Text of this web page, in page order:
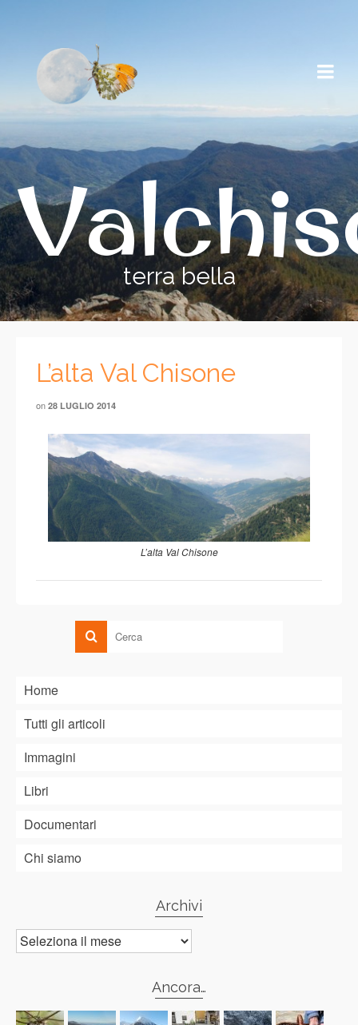
terra bella
L’alta Val Chisone
on 28 LUGLIO 2014
L’alta Val Chisone
Home
Tutti gli articoli
Immagini
Libri
Documentari
Chi siamo
Archivi
Archivi
Ancora…